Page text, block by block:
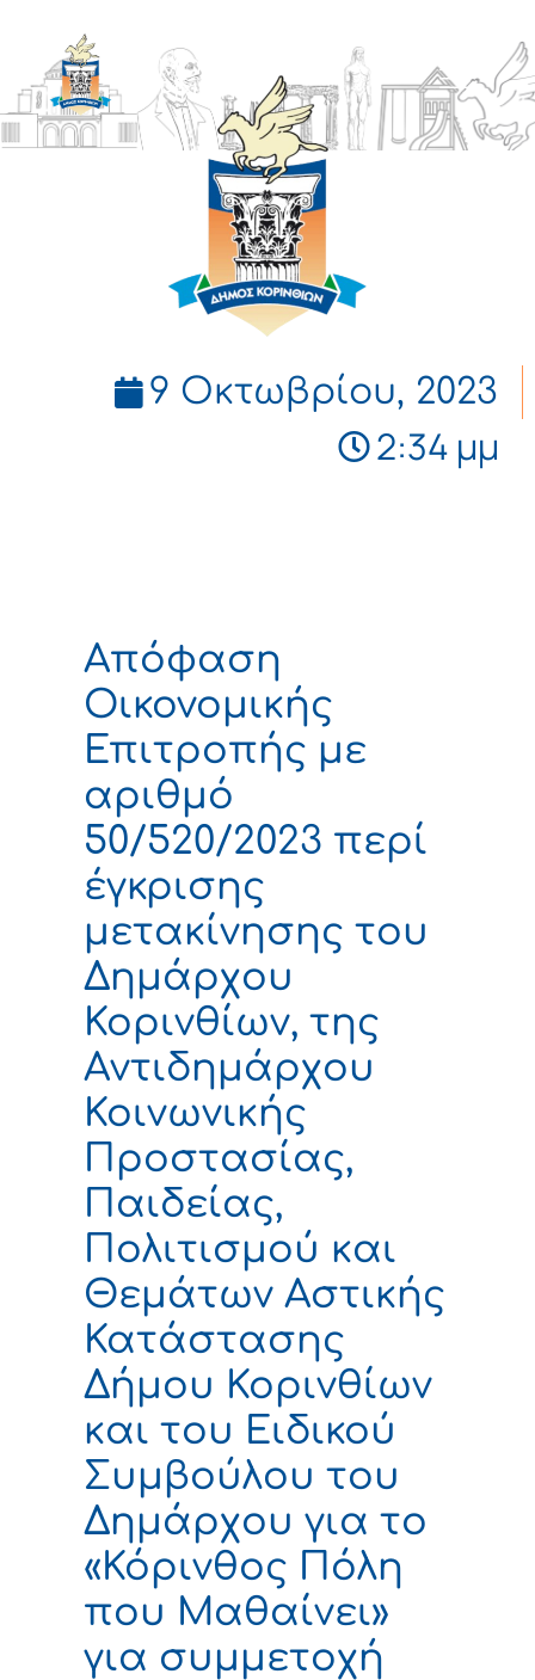
ΔΗΜΟΣ
ΚΟΡΙΝΘΙΩΝ
9 Οκτωβρίου, 2023
2:34 μμ
Απόφαση
Οικονομικής
Επιτροπής με
αριθμό
50/520/2023 περί
έγκρισης
μετακίνησης του
Δημάρχου
Κορινθίων, της
Αντιδημάρχου
Κοινωνικής
Προστασίας,
Παιδείας,
Πολιτισμού και
Θεμάτων Αστικής
Κατάστασης
Δήμου Κορινθίων
και του Ειδικού
Συμβούλου του
Δημάρχου για το
«Κόρινθος Πόλη
που Μαθαίνει»
για συμμετοχή